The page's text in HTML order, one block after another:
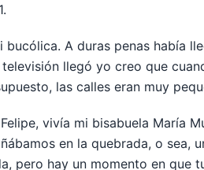
bucólica. A duras penas había
llegó yo creo que
las calles eran muy
vivía mi bisabuela María
en la quebrada, o sea,
pero hay un momento en que